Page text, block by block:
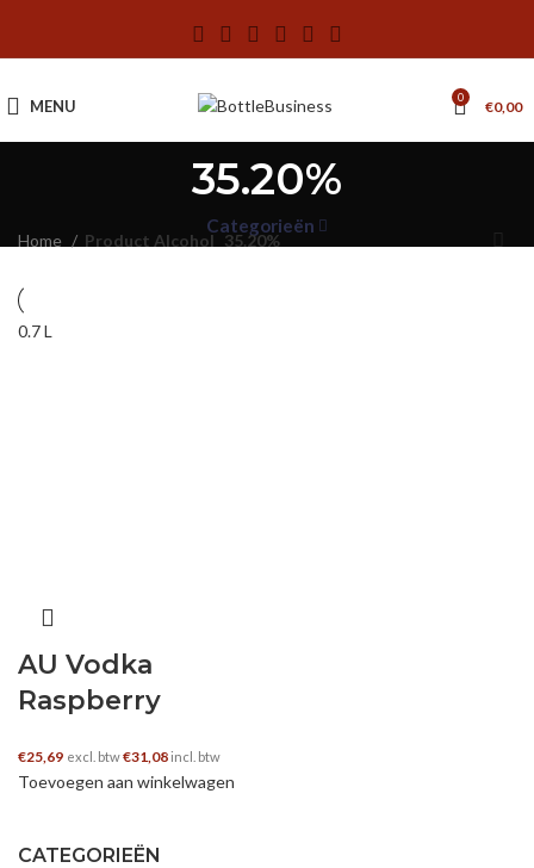
MENU 0 €0,00
35.20%
Categorieën
CATEGORIEËN
Home Product Alcohol 35.20%
0.7 L
AU Vodka
Raspberry
€25,69 excl. btw€31,08 incl. btw
Toevoegen aan winkelwagen